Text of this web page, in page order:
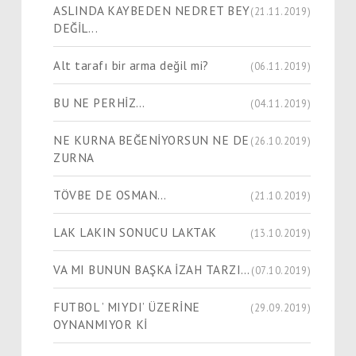
ASLINDA KAYBEDEN NEDRET BEY
DEĞİL...
(21.11.2019)
Alt tarafı bir arma değil mi? (06.11.2019)
BU NE PERHİZ… (04.11.2019)
NE KURNA BEĞENİYORSUN NE DE
ZURNA
(26.10.2019)
TÖVBE DE OSMAN… (21.10.2019)
LAK LAKIN SONUCU LAKTAK (13.10.2019)
VA MI BUNUN BAŞKA İZAH TARZI… (07.10.2019)
FUTBOL ’ MIYDI’ ÜZERİNE
OYNANMIYOR Kİ
(29.09.2019)